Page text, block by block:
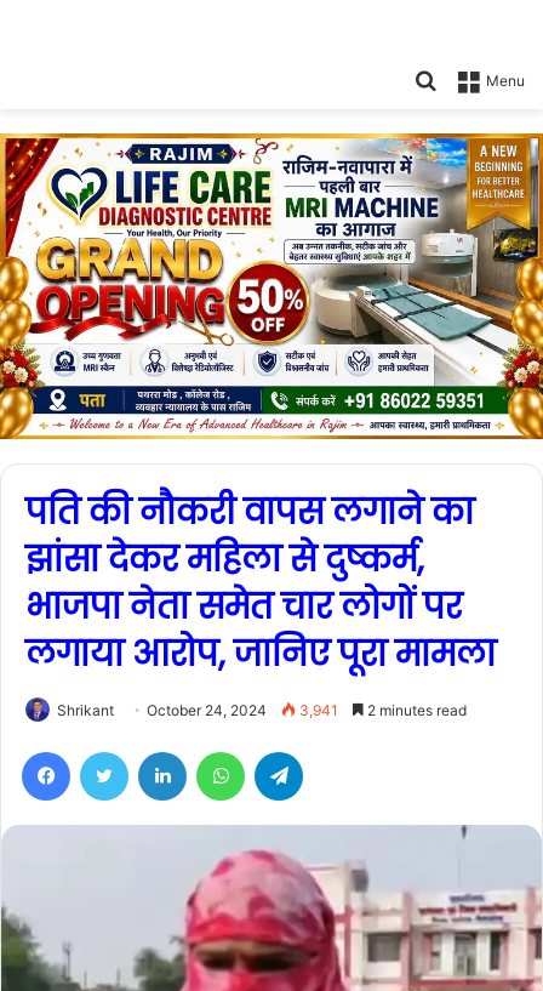
Menu
Search
पति की नौकरी वापस लगाने का
झांसा देकर महिला से दुष्कर्म,
भाजपा नेता समेत चार लोगों पर
लगाया आरोप, जानिए पूरा मामला
Shrikant October 24, 2024 3,941 2 minutes read